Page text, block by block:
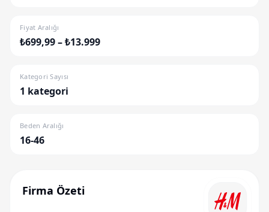
Fiyat Aralığı
₺699,99 – ₺13.999
Kategori Sayısı
1 kategori
Beden Aralığı
16-46
Firma Özeti